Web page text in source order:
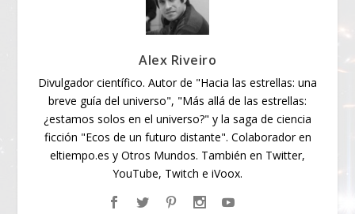
Alex Riveiro
Divulgador científico. Autor de "Hacia las estrellas: una
breve guía del universo", "Más allá de las estrellas:
¿estamos solos en el universo?" y la saga de ciencia
ficción "Ecos de un futuro distante". Colaborador en
eltiempo.es y Otros Mundos. También en Twitter,
YouTube, Twitch e iVoox.